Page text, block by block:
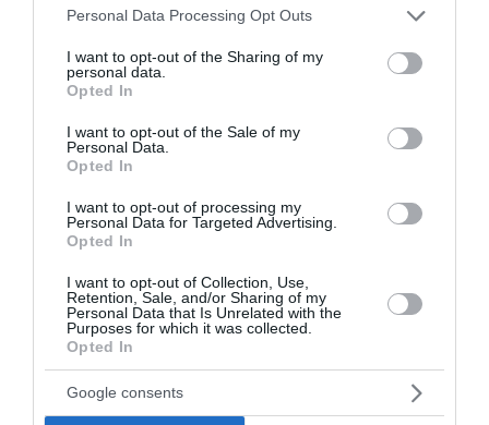
Please note that this website/app uses one or more Google
not limited to your visit or usage behaviour. You may click to
grant or deny consent to Google and its third-party tags to
use your data for below specified purposes in below Google
consent section.
Personal Data Processing Opt Outs
I want to opt-out of the Sharing of my
personal data.
Opted In
I want to opt-out of the Sale of my
Personal Data.
Opted In
I want to opt-out of processing my
Personal Data for Targeted Advertising.
Opted In
I want to opt-out of Collection, Use,
Retention, Sale, and/or Sharing of my
Personal Data that Is Unrelated with the
Purposes for which it was collected.
Opted In
Google consents
Μοτζταμπά Χαμενεΐ: Στη δημοσιότητα το πρώτο βίντεο
που δείχνει ζωντανό τον Ανώτατο Ηγέτη του Ιράν
καταθέσεις κάτω από 1.000 ευρώ
διαβάστε ακόμη